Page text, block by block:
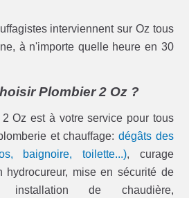
interviennent sur Oz tous
à n'importe quelle heure en 30
Plombier 2 Oz ?
2 Oz est à votre service pour tous
et chauffage: dégâts des
baignoire, toilette...), curage
hydrocureur, mise en sécurité de
installation de chaudière,